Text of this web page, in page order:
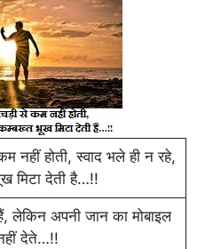
नहीं होती, स्वाद भले ही न रहे,
मिटा देती है…!!
लेकिन अपनी जान का मोबाइल
देते…!!